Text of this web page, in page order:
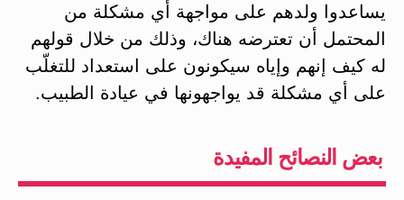
يساعدوا ولدهم على مواجهة أي مشكلة من
المحتمل أن تعترضه هناك، وذلك من خلال قولهم
له كيف إنهم وإياه سيكونون على استعداد للتغلّب
على أي مشكلة قد يواجهونها في عيادة الطبيب.
بعض النصائح المفيدة